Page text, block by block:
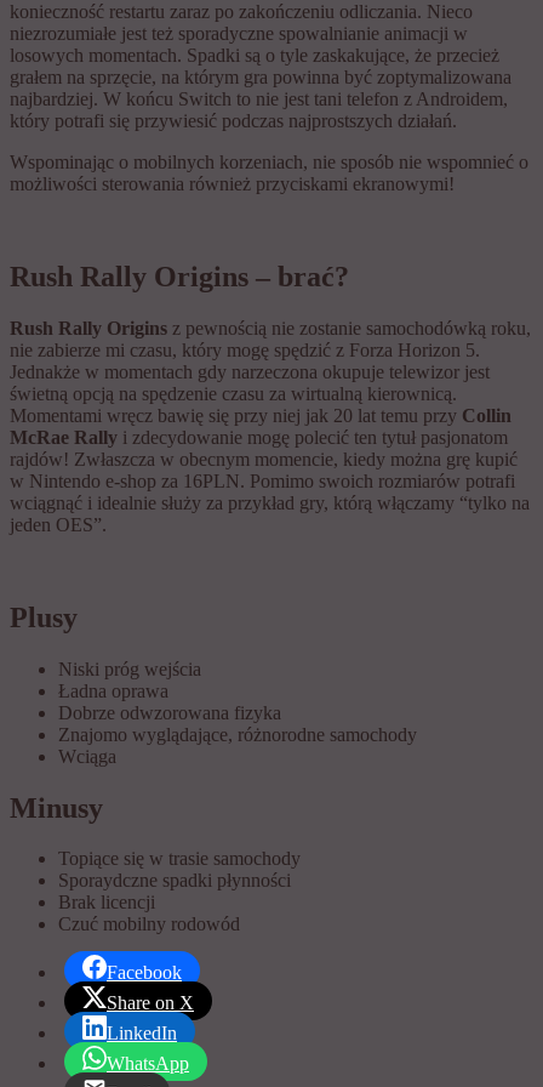
konieczność restartu zaraz po zakończeniu odliczania. Nieco
niezrozumiałe jest też sporadyczne spowalnianie animacji w
losowych momentach. Spadki są o tyle zaskakujące, że przecież
grałem na sprzęcie, na którym gra powinna być zoptymalizowana
najbardziej. W końcu Switch to nie jest tani telefon z Androidem,
który potrafi się przywiesić podczas najprostszych działań.
Wspominając o mobilnych korzeniach, nie sposób nie wspomnieć o
możliwości sterowania również przyciskami ekranowymi!
Rush Rally Origins – brać?
Rush Rally Origins z pewnością nie zostanie samochodówką roku,
nie zabierze mi czasu, który mogę spędzić z Forza Horizon 5.
Jednakże w momentach gdy narzeczona okupuje telewizor jest
świetną opcją na spędzenie czasu za wirtualną kierownicą.
Momentami wręcz bawię się przy niej jak 20 lat temu przy Collin
McRae Rally i zdecydowanie mogę polecić ten tytuł pasjonatom
rajdów! Zwłaszcza w obecnym momencie, kiedy można grę kupić
w Nintendo e-shop za 16PLN. Pomimo swoich rozmiarów potrafi
wciągnąć i idealnie służy za przykład gry, którą włączamy “tylko na
jeden OES”.
Plusy
Niski próg wejścia
Ładna oprawa
Dobrze odwzorowana fizyka
Znajomo wyglądające, różnorodne samochody
Wciąga
Minusy
Topiące się w trasie samochody
Sporaydczne spadki płynności
Brak licencji
Czuć mobilny rodowód
Facebook
Share on X
LinkedIn
WhatsApp